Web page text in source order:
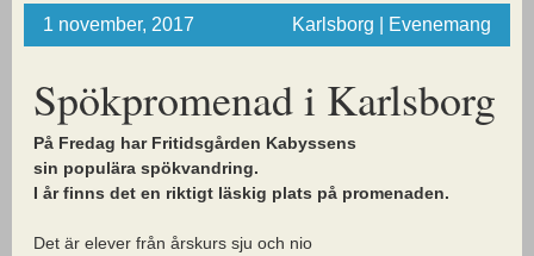
1 november, 2017 Karlsborg | Evenemang
Spökpromenad i Karlsborg
På Fredag har Fritidsgården Kabyssens
sin populära spökvandring.
I år finns det en riktigt läskig plats på promenaden.
Det är elever från årskurs sju och nio